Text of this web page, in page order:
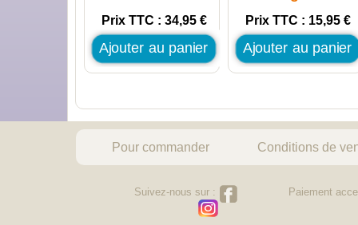
Prix TTC : 34,95 €
Ajouter au panier
Prix TTC : 15,95 €
Ajouter au panier
Pour commander Conditions de
Suivez-nous sur : Paiement